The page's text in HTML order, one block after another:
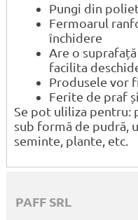
Pungi din
Fermoarul
închidere
Are o
facilita
Produsele vor
Ferite de praf
Se pot uliliza pentru:
sub formă de pudră,
seminte, plante, etc.
PAFF SRL